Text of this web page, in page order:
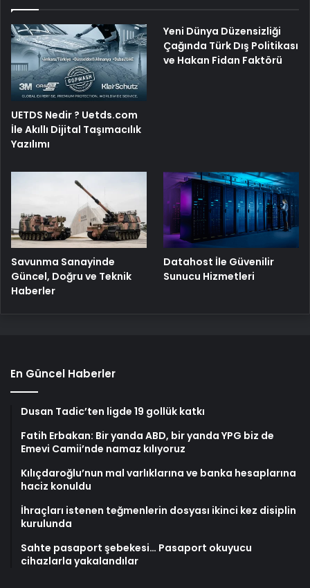
UETDS Nedir ? Uetds.com
İle Akıllı Dijital Taşımacılık
Yazılımı
Yeni Dünya Düzensizliği
Çağında Türk Dış Politikası
ve Hakan Fidan Faktörü
Savunma Sanayinde
Güncel, Doğru ve Teknik
Haberler
Datahost İle Güvenilir
Sunucu Hizmetleri
En Güncel Haberler
Dusan Tadic’ten ligde 19 gollük katkı
Fatih Erbakan: Bir yanda ABD, bir yanda YPG biz de
Emevi Camii’nde namaz kılıyoruz
Kılıçdaroğlu’nun mal varlıklarına ve banka hesaplarına
haciz konuldu
İhraçları istenen teğmenlerin dosyası ikinci kez disiplin
kurulunda
Sahte pasaport şebekesi… Pasaport okuyucu
cihazlarla yakalandılar